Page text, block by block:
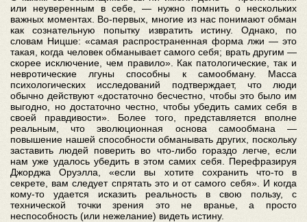
или неуверенным в себе, — нужно помнить о нескольких
важных моментах. Во-первых, многие из нас понимают обман
как сознательную попытку извратить истину. Однако, по
словам Ницше: «самая распространенная форма лжи — это
такая, когда человек обманывает самого себя; врать другим —
скорее исключение, чем правило». Как патологические, так и
невротические лгуны способны к самообману. Масса
психологических исследований подтверждает, что люди
обычно действуют «достаточно бесчестно, чтобы это было им
выгодно, но достаточно честно, чтобы убедить самих себя в
своей правдивости». Более того, представляется вполне
реальным, что эволюционная основа самообмана —
повышение нашей способности обманывать других, поскольку
заставить людей поверить во что-либо гораздо легче, если
нам уже удалось убедить в этом самих себя. Перефразируя
Джорджа Оруэлла, «если вы хотите сохранить что-то в
секрете, вам следует спрятать это и от самого себя». И когда
кому-то удается исказить реальность в свою пользу, с
технической точки зрения это не вранье, а просто
неспособность (или нежелание) видеть истину.